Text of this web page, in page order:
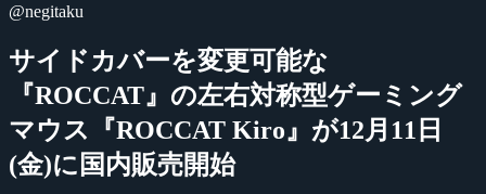
@negitaku
サイドカバーを変更可能な
『ROCCAT』の左右対称型ゲーミング
マウス『ROCCAT Kiro』が12月11日
(金)に国内販売開始